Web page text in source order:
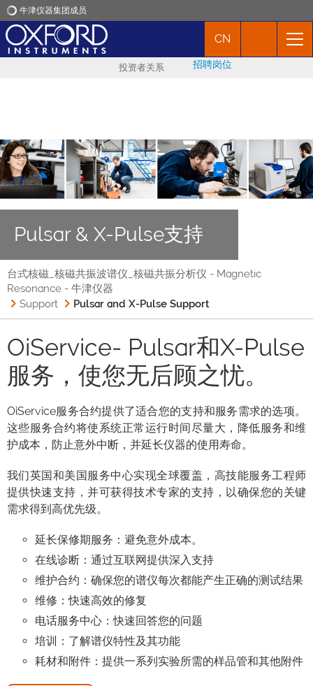
牛津仪器集团成员
新闻
CN
投资者关系 招聘岗位
Pulsar & X-Pulse支持
台式核磁_核磁共振波谱仪_核磁共振分析仪 - Magnetic
Resonance - 牛津仪器
Support
Pulsar and X-Pulse Support
OiService- Pulsar和X-Pulse
服务，使您无后顾之忧。
OiService服务合约提供了适合您的支持和服务需求的选项。
这些服务合约将使系统正常运行时间尽量大，降低服务和维
护成本，防止意外中断，并延长仪器的使用寿命。
我们英国和美国服务中心实现全球覆盖，高技能服务工程师
提供快速支持，并可获得技术专家的支持，以确保您的关键
需求得到高优先级。
延长保修期服务：避免意外成本。
在线诊断：通过互联网提供深入支持
维护合约：确保您的谱仪每次都能产生正确的测试结果
维修：快速高效的修复
电话服务中心：快速回答您的问题
培训：了解谱仪特性及其功能
耗材和附件：提供一系列实验所需的样品管和其他附件